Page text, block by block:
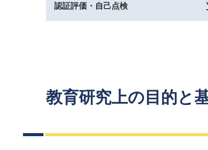
認証評価・自己点検
教育研究上の目的と